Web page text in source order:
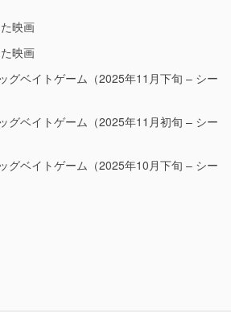
映画
映画
グベイトゲーム（2025年11月下旬 – シー
グベイトゲーム（2025年11月初旬 – シー
グベイトゲーム（2025年10月下旬 – シー